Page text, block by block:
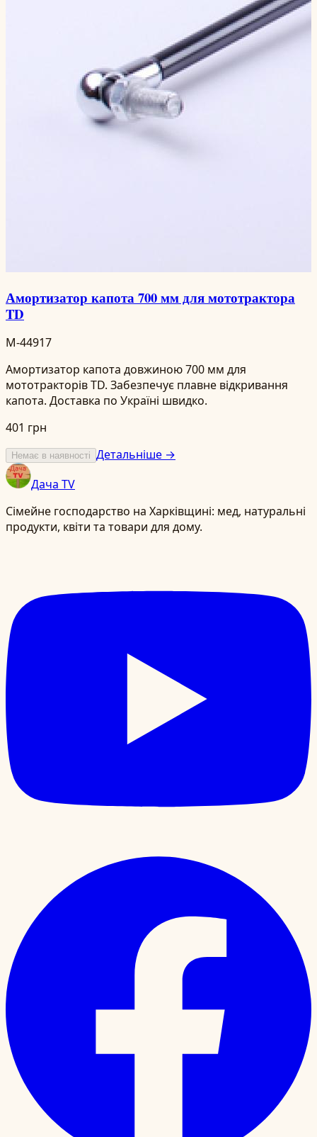
Амортизатор капота 700 мм для мототрактора
TD
M-44917
Амортизатор капота довжиною 700 мм для
мототракторів TD. Забезпечує плавне відкривання
капота. Доставка по Україні швидко.
401 грн
Немає в наявності Детальніше →
Дача TV
Сімейне господарство на Харківщині: мед, натуральні
продукти, квіти та товари для дому.